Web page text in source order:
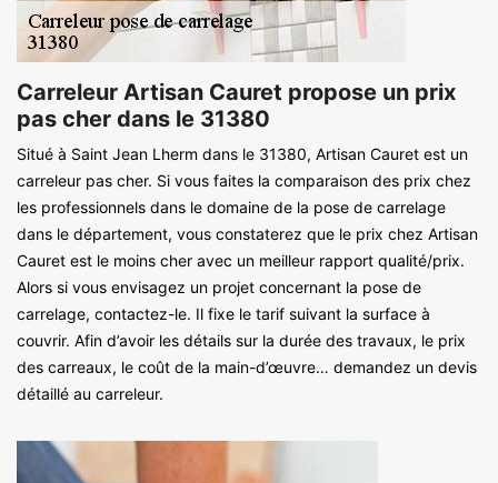
Carreleur Artisan Cauret propose un prix
pas cher dans le 31380
Situé à Saint Jean Lherm dans le 31380, Artisan Cauret est un
carreleur pas cher. Si vous faites la comparaison des prix chez
les professionnels dans le domaine de la pose de carrelage
dans le département, vous constaterez que le prix chez Artisan
Cauret est le moins cher avec un meilleur rapport qualité/prix.
Alors si vous envisagez un projet concernant la pose de
carrelage, contactez-le. Il fixe le tarif suivant la surface à
couvrir. Afin d’avoir les détails sur la durée des travaux, le prix
des carreaux, le coût de la main-d’œuvre… demandez un devis
détaillé au carreleur.